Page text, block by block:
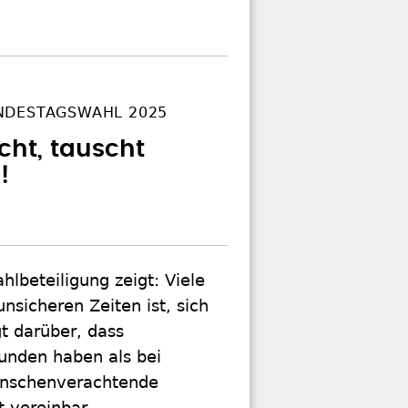
2025
tauscht
zeigt: Viele
Zeiten ist, sich
darüber, dass
haben als bei